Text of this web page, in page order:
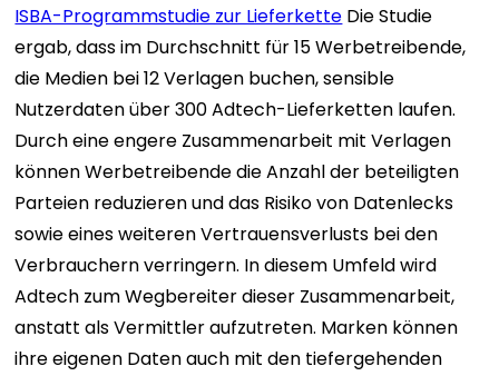
ISBA-Programmstudie zur Lieferkette Die Studie
ergab, dass im Durchschnitt für 15 Werbetreibende,
die Medien bei 12 Verlagen buchen, sensible
Nutzerdaten über 300 Adtech-Lieferketten laufen.
Durch eine engere Zusammenarbeit mit Verlagen
können Werbetreibende die Anzahl der beteiligten
Parteien reduzieren und das Risiko von Datenlecks
sowie eines weiteren Vertrauensverlusts bei den
Verbrauchern verringern. In diesem Umfeld wird
Adtech zum Wegbereiter dieser Zusammenarbeit,
anstatt als Vermittler aufzutreten. Marken können
ihre eigenen Daten auch mit den tiefergehenden